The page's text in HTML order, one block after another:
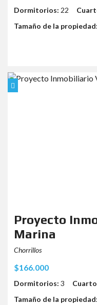
Dormitorios: 22
Tamaño de la propiedad:
Proyecto
Marina
Chorrillos
$166.000
Dormitorios: 3
Tamaño de la propiedad: